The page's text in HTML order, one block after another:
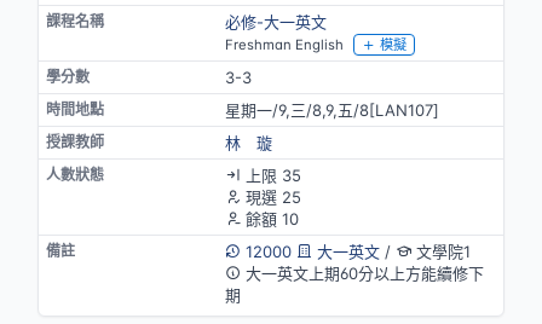
必修-大一英文
Freshman English 模擬
3-3
星期一/9,三/8,9,五/8[LAN107]
林 璇
上限 35
現選 25
餘額 10
12000
大一英文/
文學院1
大一英文上期60分以上方能續修下
期